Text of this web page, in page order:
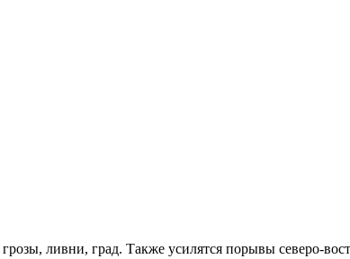
грозы, ливни, град. Также усилятся порывы северо-